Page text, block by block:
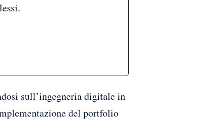
sull’ingegneria digitale in
del portfolio